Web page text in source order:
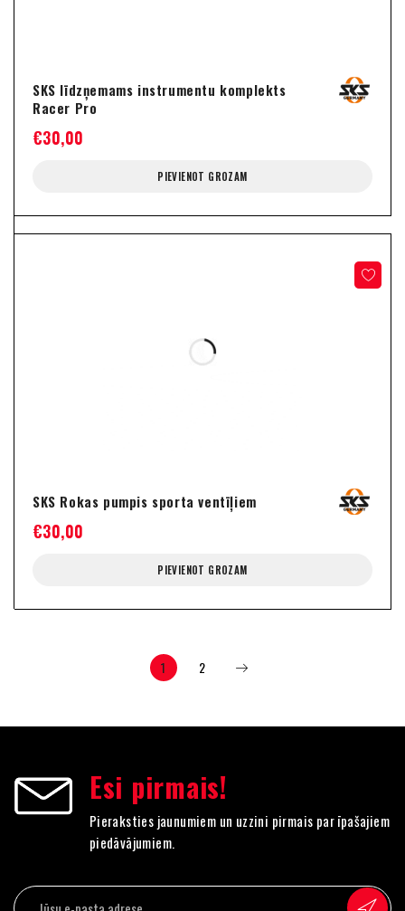
SKS līdzņemams instrumentu komplekts
Racer Pro
€30,00
PIEVIENOT GROZAM
SKS Rokas pumpis sporta ventīļiem
€30,00
PIEVIENOT GROZAM
1 2
Esi pirmais!
Pieraksties jaunumiem un uzzini pirmais par īpašajiem
piedāvājumiem.